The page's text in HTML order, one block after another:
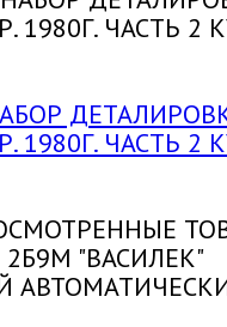
1980Г. ЧАСТЬ 2